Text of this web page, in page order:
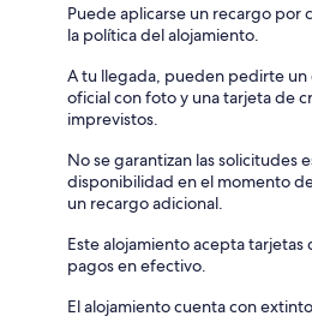
Puede aplicarse un recargo por
la política del alojamiento.
A tu llegada, pueden pedirte
oficial con foto y una tarjeta de
imprevistos.
No se garantizan las solicitudes
disponibilidad en el momento
un recargo adicional.
Este alojamiento acepta
pagos en efectivo.
El alojamiento cuenta con